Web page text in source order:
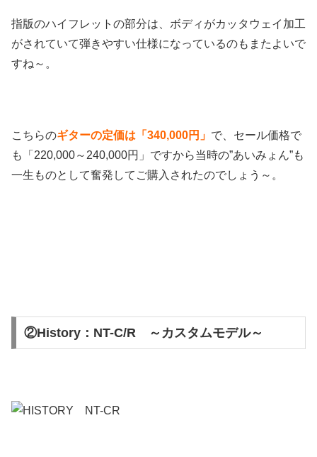
指版のハイフレットの部分は、ボディがカッタウェイ加工
がされていて弾きやすい仕様になっているのもまたよいで
すね～。
こちらのギターの定価は「340,000円」 で、 セール価格で
も「220,000～240,000円」 ですから当時の”あいみょん”も
一生ものとして奮発してご購入されたのでしょう～。
②History：NT-C/R ～カスタムモデル～